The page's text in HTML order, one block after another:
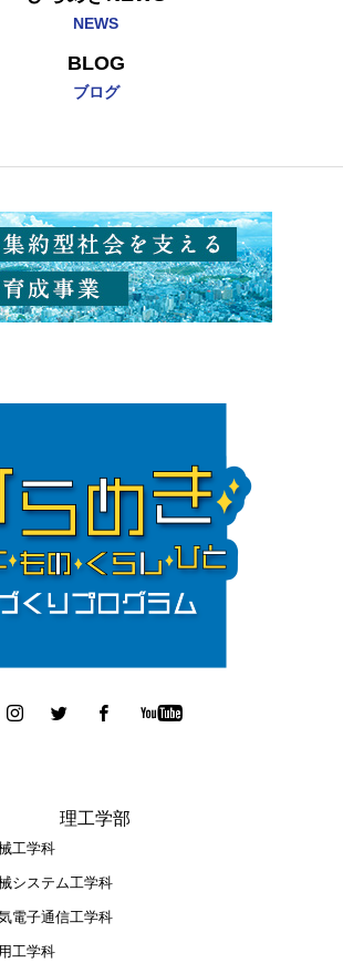
NEWS
BLOG
ブログ
理工学部
工学科
システム工学科
電子通信工学科
工学科